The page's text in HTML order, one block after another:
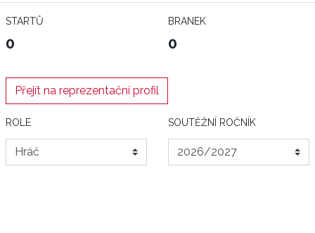
STARTŮ
0
BRANEK
0
Přejít na reprezentační profil
ROLE SOUTĚŽNÍ ROČNÍK